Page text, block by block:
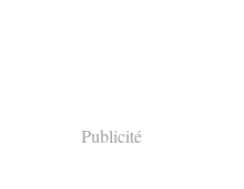
Publicité